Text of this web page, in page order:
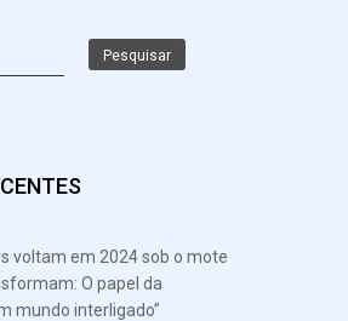
voltam em 2024 sob o mote
O papel da
mundo interligado”